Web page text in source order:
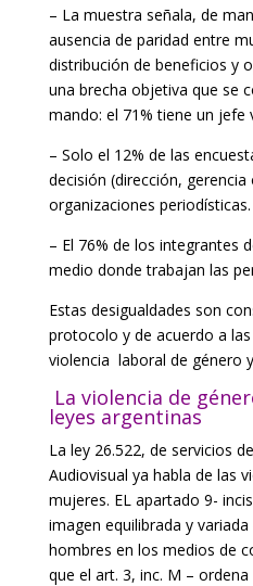
– La muestra señala, de
ausencia de paridad entre
distribución de beneficios y
una brecha objetiva que se
mando: el 71% tiene un jefe
– Solo el 12% de las
decisión (dirección,
organizaciones periodísticas.
– El 76% de los integrantes
medio donde trabajan las
Estas desigualdades son
protocolo y de acuerdo a
violencia laboral de género
La violencia de
leyes argentinas
La ley 26.522, de servicios
Audiovisual ya habla de las
mujeres. EL apartado 9-
imagen equilibrada y
hombres en los medios de
que el art. 3, inc. M –